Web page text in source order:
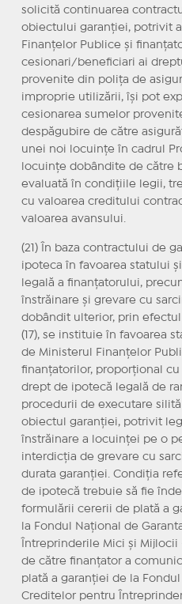
solicită continuarea
obiectului garanției, potrivit
Finanțelor Publice și
cesionari/beneficiari ai
provenite din polița de
improprie utilizării, își pot
cesionarea sumelor
despăgubire de către
unei noi locuințe în cadrul
locuințe dobândite de către
evaluată în condițiile legii,
cu valoarea creditului
valoarea avansului.
(21) În baza contractului de
ipoteca în favoarea statului
legală a finanțatorului,
înstrăinare și grevare cu
dobândit ulterior, prin
(17), se instituie în favoarea
de Ministerul Finanțelor
finanțatorilor, proporțional
drept de ipotecă legală de
procedurii de executare
obiectul garanției, potrivit
înstrăinare a locuinței pe o
interdicția de grevare cu
durata garanției. Condiția
de ipotecă trebuie să fie
formulării cererii de plată a
la Fondul Național de
Întreprinderile Mici și Mijlocii
de către finanțator a
plată a garanției de la
Creditelor pentru